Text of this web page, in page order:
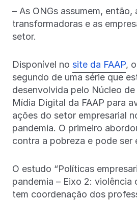
– As ONGs assumem, então,
transformadoras e as
setor.
Disponível no site da FAAP,
segundo de uma série que
desenvolvida pelo Núcleo
Mídia Digital da FAAP para
ações do setor empresarial
pandemia. O primeiro
contra a pobreza e pode ser
O estudo “Políticas
pandemia – Eixo 2: violência
tem coordenação dos